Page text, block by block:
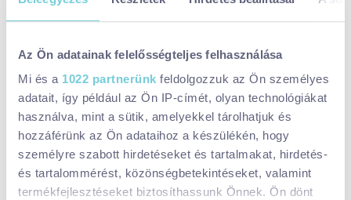
Az Ön adatainak felelősségteljes felhasználása
Mi és a 1022 partnerünk feldolgozzuk az Ön személyes
adatait, így például az Ön IP-címét, olyan technológiákat
használva, mint a sütik, amelyekkel tárolhatjuk és
hozzáférünk az Ön adataihoz a készülékén, hogy
személyre szabott hirdetéseket és tartalmakat, hirdetés-
és tartalommérést, közönségbetekintéseket, valamint
termékfejlesztéseket biztosíthassunk Önnek. Ön dönt
Ezek is érdekelhetnek
Taste Balaton 2025 - Étel, ital, kultúra
Gasztrohegy Badacsony - Bringás